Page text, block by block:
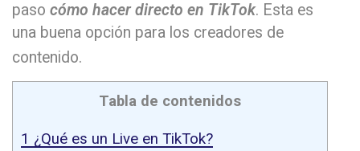
paso cómo hacer directo en TikTok. Esta es
una buena opción para los creadores de
contenido.
Tabla de contenidos
1 ¿Qué es un Live en TikTok?